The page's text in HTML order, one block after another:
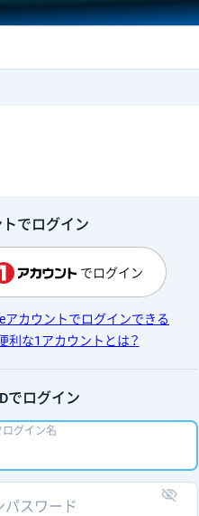
でログイン
でログイン
アカウントでログインできる
利な1アカウントとは？
でログイン
グイン名
パスワード